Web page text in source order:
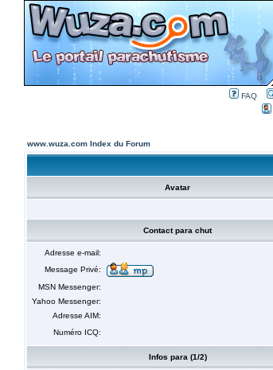
FAQ
www.wuza.com Index du Forum
Avatar
Contact para chut
Adresse e-mail:
Message Privé:
MSN Messenger:
Yahoo Messenger:
Adresse AIM:
Numéro ICQ:
Infos para (1/2)